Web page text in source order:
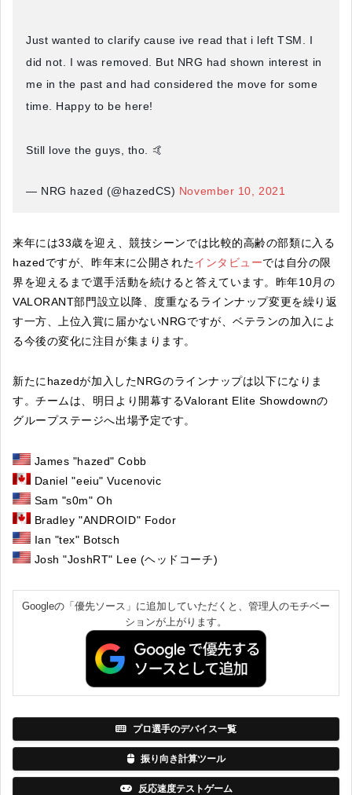
Just wanted to clarify cause ive read that i left TSM. I
did not. I was removed. But NRG had shown interest in
me in the past and had considered the move for some
time. Happy to be here!
Still love the guys, tho. 🤙
— NRG hazed (@hazedCS) November 10, 2021
来年には33歳を迎え、競技シーンでは比較的高齢の部類に入る
hazedですが、昨年末に公開されたインタビューでは自分の限
界を迎えるまで選手活動を続けると答えています。昨年10月の
VALORANT部門設立以降、度重なるラインナップ変更を繰り返
す一方、上位入賞に届かないNRGですが、ベテランの加入によ
る今後の変化に注目が集まります。
新たにhazedが加入したNRGのラインナップは以下になりま
す。チームは、明日より開幕するValorant Elite Showdownの
グループステージへ出場予定です。
James "hazed" Cobb
Daniel "eeiu" Vucenovic
Sam "s0m" Oh
Bradley "ANDROID" Fodor
Ian "tex" Botsch
Josh "JoshRT" Lee (ヘッドコーチ)
Googleの「優先ソース」に追加していただくと、管理人のモチベー
ションが上がります。
プロ選手のデバイス一覧
振り向き計算ツール
反応速度テストゲーム